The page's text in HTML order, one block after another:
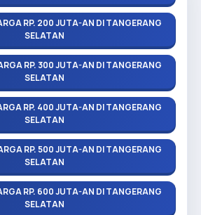
RP. 200 JUTA-AN DI TANGERANG
SELATAN
RP. 300 JUTA-AN DI TANGERANG
SELATAN
RP. 400 JUTA-AN DI TANGERANG
SELATAN
RP. 500 JUTA-AN DI TANGERANG
SELATAN
RP. 600 JUTA-AN DI TANGERANG
SELATAN